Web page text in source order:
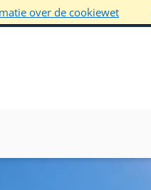
over de cookiewet